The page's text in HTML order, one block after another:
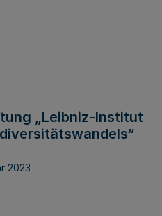
„Leibniz-Institut
2023